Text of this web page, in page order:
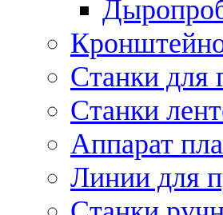
Станки для
Станки
Аппарат
Линии для